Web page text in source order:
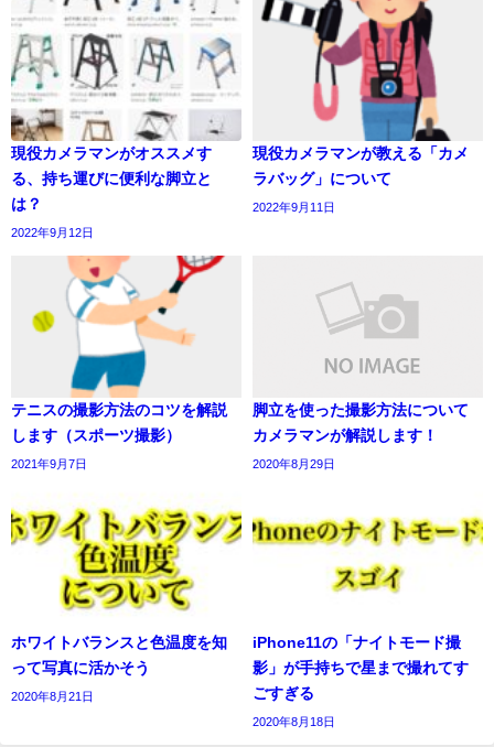
現役カメラマンがオススメす
る、持ち運びに便利な脚立と
は？
2022年9月12日
現役カメラマンが教える「カメ
ラバッグ」について
2022年9月11日
テニスの撮影方法のコツを解説
します（スポーツ撮影）
2021年9月7日
脚立を使った撮影方法について
カメラマンが解説します！
2020年8月29日
ホワイトバランスと色温度を知
って写真に活かそう
2020年8月21日
iPhone11の「ナイトモード撮
影」が手持ちで星まで撮れてす
ごすぎる
2020年8月18日